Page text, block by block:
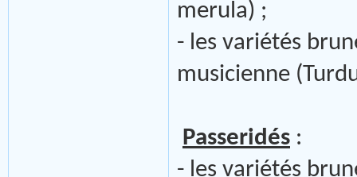
merula) ;
- les variétés
musicienne
Passeridés :
- les variétés